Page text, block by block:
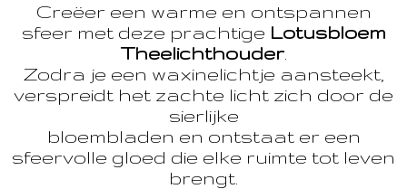
Creëer een warme en ontspannen
sfeer met deze prachtige Lotusbloem
Theelichthouder.
Zodra je een waxinelichtje aansteekt,
verspreidt het zachte licht zich door de
sierlijke
bloembladen en ontstaat er een
sfeervolle gloed die elke ruimte tot leven
brengt.